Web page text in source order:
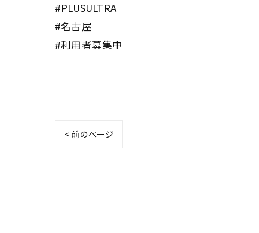
#PLUSULTRA
#名古屋
#利用者募集中
< 前のページ